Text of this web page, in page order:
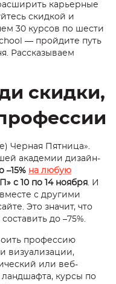
карьерные
скидкой и
30 курсов по шести
— пройдите путь
Рассказываем
скидки,
Черная Пятница».
академии дизайн-
–15% на любую
с 10 по 14 ноября. И
с другими
Это значит, что
до –75%.
профессию
визуализации,
или веб-
курсы по